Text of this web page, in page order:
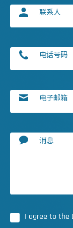
联系人
电话号码
电子邮箱
消息
I agree to the